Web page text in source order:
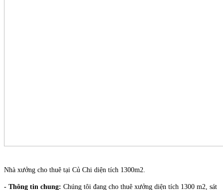
Nhà xưởng cho thuê tại Củ Chi diện tích 1300m2.
- Thông tin chung: Chúng tôi đang cho thuê xưởng diện tích 1300 m2, sát